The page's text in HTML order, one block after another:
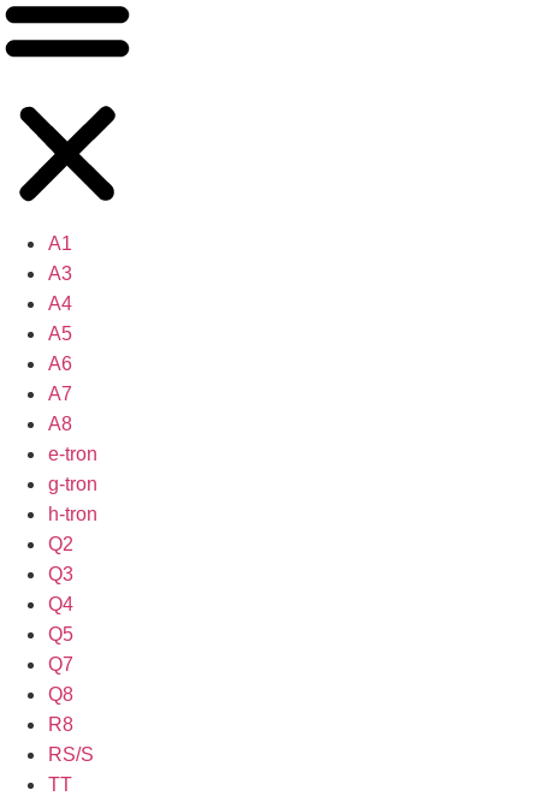
A1
A3
A4
A5
A6
A7
A8
e-tron
g-tron
h-tron
Q2
Q3
Q4
Q5
Q7
Q8
R8
RS/S
TT